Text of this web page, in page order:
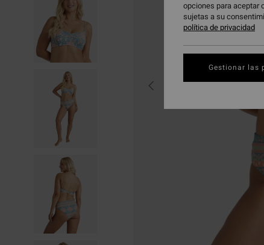
opciones para aceptar
sujetas a su
política de privacidad
Gestionar las